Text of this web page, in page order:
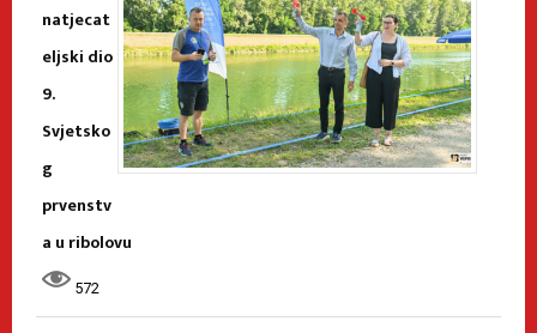
natjecat
eljski dio
9.
Svjetsko
g
prvenstv
a u ribolovu
572